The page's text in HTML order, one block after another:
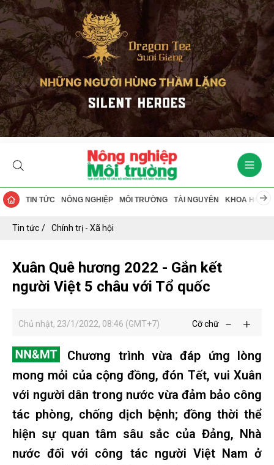
TIN TỨC NÔNG NGHIỆP MÔI TRƯỜNG TÀI NGUYÊN KHOA HỌC
Tin tức Chính trị - Xã hội
Xuân Quê hương 2022 - Gắn kết
người Việt 5 châu với Tổ quốc
Chủ nhật, 23/1/2022, 08:46 (GMT+7) Cỡ chữ
Chương trình vừa đáp ứng lòng
mong mỏi của cộng đồng, đón Tết, vui Xuân
với người dân trong nước vừa đảm bảo công
tác phòng, chống dịch bệnh; đồng thời thể
hiện sự quan tâm sâu sắc của Đảng, Nhà
nước đối với công tác người Việt Nam ở